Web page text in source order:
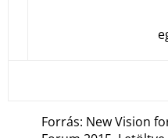
Forrás: New Vision